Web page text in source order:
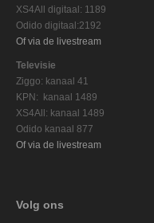
XS4All digitaal: 1189
Odido digitaal:2192
Of via de livestream
Televisie
Ziggo: kanaal 41
KPN: kanaal 1489
XS4All: kanaal 1489
Odido kanaal 877
Of via de livestream
Volg ons